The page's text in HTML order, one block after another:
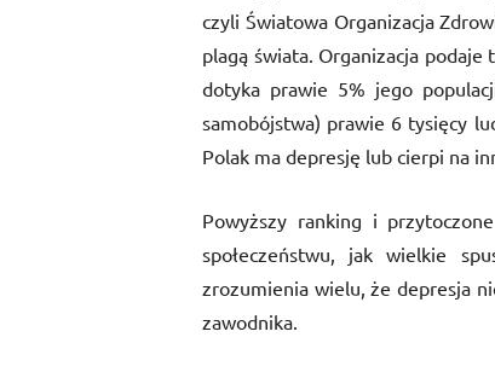
czyli Światowa Organizacja
plagą świata. Organizacja
dotyka prawie 5% jego
samobójstwa) prawie 6 tysięcy
Polak ma depresję lub cierpi na
Powyższy ranking i
społeczeństwu, jak wielkie
zrozumienia wielu, że depresja
zawodnika.